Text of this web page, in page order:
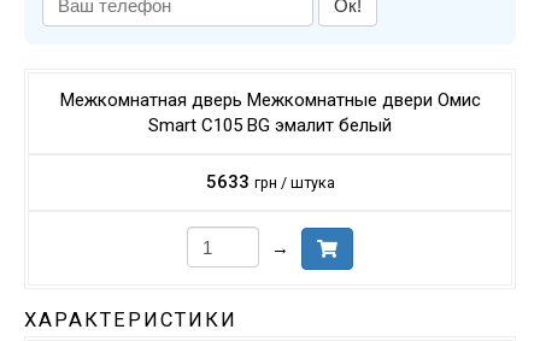
Ок!
Межкомнатная дверь Межкомнатные двери Омис
Smart С105 BG эмалит белый
5633 грн / штука
→
ХАРАКТЕРИСТИКИ